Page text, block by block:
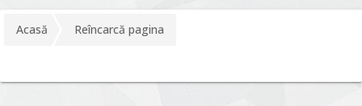
Acasă Reîncarcă pagina